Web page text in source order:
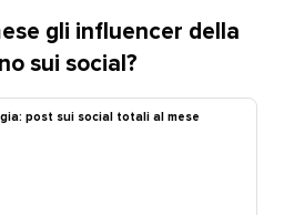
gli influencer della
sui social?​​
post sui social totali al mese​​